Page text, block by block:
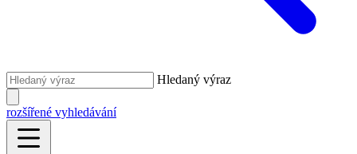
Hledaný výraz
rozšířené vyhledávání